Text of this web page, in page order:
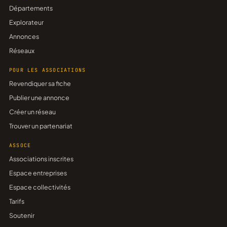
Départements
Explorateur
Annonces
Réseaux
POUR LES ASSOCIATIONS
Revendiquer sa fiche
Publier une annonce
Créer un réseau
Trouver un partenariat
ASSOCE
Associations inscrites
Espace entreprises
Espace collectivités
Tarifs
Soutenir